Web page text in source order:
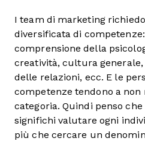
I team di marketing
diversificata di
comprensione della
creatività, cultura generale,
delle relazioni, ecc. E le
competenze tendono a
categoria. Quindi penso
significhi valutare ogni
più che cercare un